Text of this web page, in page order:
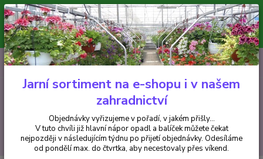
Minimální hodnota pro odeslání z e-shopu je 300 Kč.
V tuto chvíli již hlavní nápor objednávek opadl a balíček můžete čekat
nejpozději v následujícím týdnu po přijetí objednávky. Objednávky
vyřizujeme v pořadí, v jakém přišly...
CZK
Hledat
+420 602 223 614 0ks
za0 Kč
Jarní sortiment na e-shopu i v našem
zahradnictví
Objednávky vyřizujeme v pořadí, v jakém přišly...
V tuto chvíli již hlavní nápor opadl a balíček můžete čekat
nejpozději v následujícím týdnu po přijetí objednávky. Odesíláme
od pondělí max. do čtvrtka, aby necestovaly přes víkend.